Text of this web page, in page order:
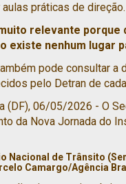
aulas práticas de direção.
relevante
existe nenhum lugar
pode consultar
pelo Detran de
Nacional de Trânsito
Camargo/Agência